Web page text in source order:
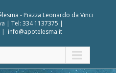
- Piazza Leonardo da Vinci
| Tel: 334 1137375 |
| info@apotelesma.it